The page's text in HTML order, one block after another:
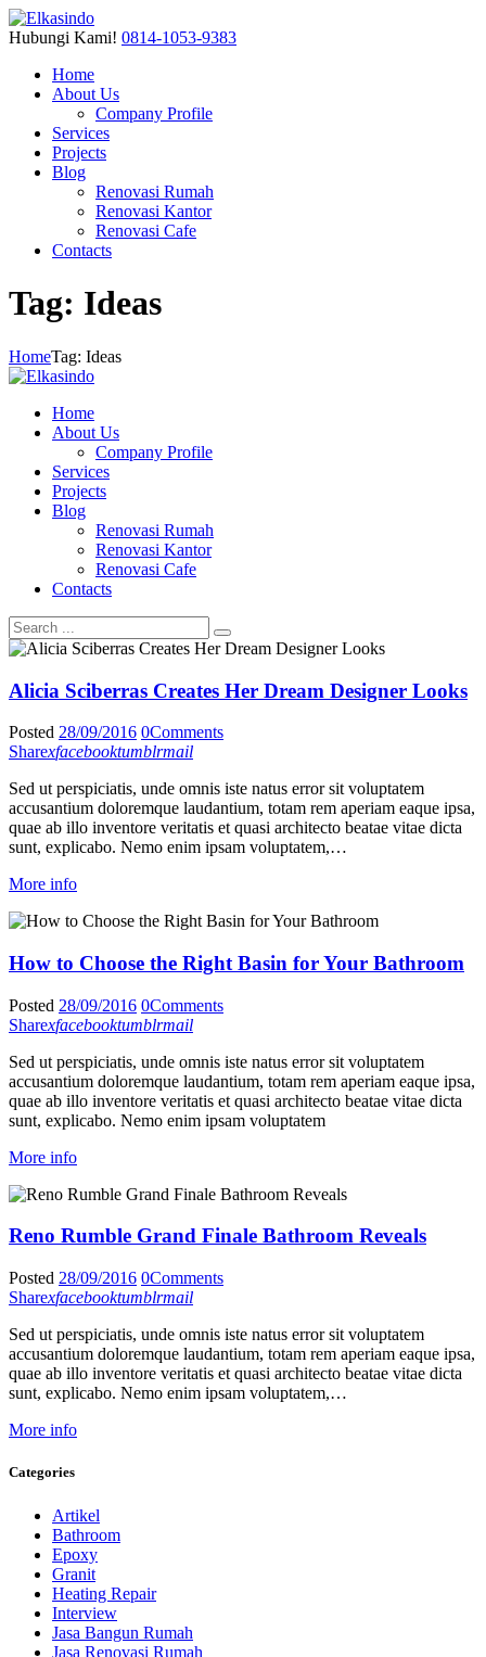
Hubungi Kami! 0814-1053-9383
Home
About Us
Company Profile
Services
Projects
Blog
Renovasi Rumah
Renovasi Kantor
Renovasi Cafe
Contacts
Tag: Ideas
HomeTag: Ideas
Home
About Us
Company Profile
Services
Projects
Blog
Renovasi Rumah
Renovasi Kantor
Renovasi Cafe
Contacts
Alicia Sciberras Creates Her Dream Designer Looks
Posted 28/09/2016 0Comments
Sharexfacebooktumblrmail
Sed ut perspiciatis, unde omnis iste natus error sit voluptatem
accusantium doloremque laudantium, totam rem aperiam eaque ipsa,
quae ab illo inventore veritatis et quasi architecto beatae vitae dicta
sunt, explicabo. Nemo enim ipsam voluptatem,…
More info
How to Choose the Right Basin for Your Bathroom
Posted 28/09/2016 0Comments
Sharexfacebooktumblrmail
Sed ut perspiciatis, unde omnis iste natus error sit voluptatem
accusantium doloremque laudantium, totam rem aperiam eaque ipsa,
quae ab illo inventore veritatis et quasi architecto beatae vitae dicta
sunt, explicabo. Nemo enim ipsam voluptatem
More info
Reno Rumble Grand Finale Bathroom Reveals
Posted 28/09/2016 0Comments
Sharexfacebooktumblrmail
Sed ut perspiciatis, unde omnis iste natus error sit voluptatem
accusantium doloremque laudantium, totam rem aperiam eaque ipsa,
quae ab illo inventore veritatis et quasi architecto beatae vitae dicta
sunt, explicabo. Nemo enim ipsam voluptatem,…
More info
Categories
Artikel
Bathroom
Epoxy
Granit
Heating Repair
Interview
Jasa Bangun Rumah
Jasa Renovasi Rumah